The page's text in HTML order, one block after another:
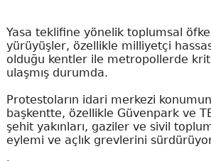
Yasa teklifine yönelik toplumsal
yürüyüşler, özellikle milliyetçi
olduğu kentler ile metropollerde
ulaşmış durumda.
Protestoların idari merkezi
başkentte, özellikle Güvenpark ve
şehit yakınları, gaziler ve sivil
eylemi ve açlık grevlerini